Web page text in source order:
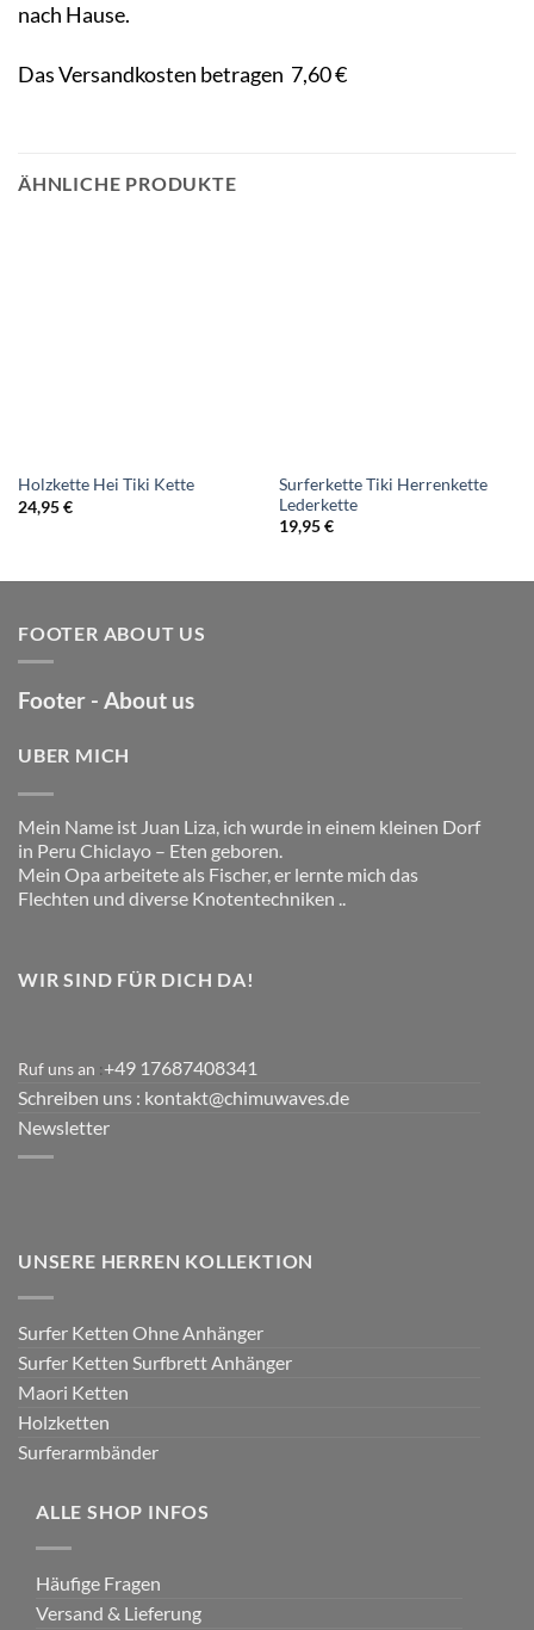
nach Hause.
Das Versandkosten betragen 7,60 €
ÄHNLICHE PRODUKTE
Holzkette Hei Tiki Kette
24,95€
Surferkette Tiki Herrenkette
Lederkette
19,95€
FOOTER ABOUT US
Footer - About us
UBER MICH
Mein Name ist Juan Liza, ich wurde in einem kleinen Dorf
in Peru Chiclayo – Eten geboren.
Mein Opa arbeitete als Fischer, er lernte mich das
Flechten und diverse Knotentechniken ..
WIR SIND FÜR DICH DA!
Ruf uns an :+49 17687408341
Schreiben uns : kontakt@chimuwaves.de
Newsletter
UNSERE HERREN KOLLEKTION
Surfer Ketten Ohne Anhänger
Surfer Ketten Surfbrett Anhänger
Maori Ketten
Holzketten
Surferarmbänder
ALLE SHOP INFOS
Häufige Fragen
Versand & Lieferung